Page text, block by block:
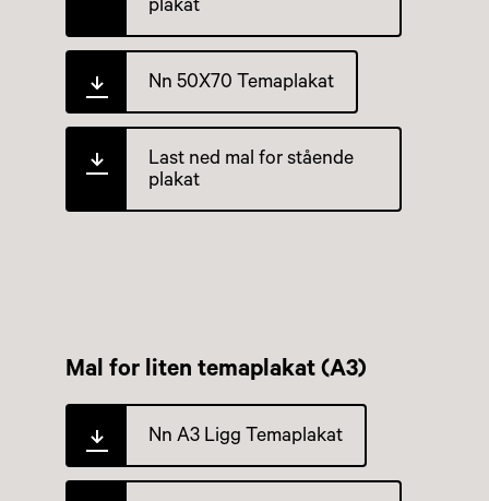
plakat
Nn 50X70 Temaplakat
Last ned mal for stående
plakat
Mal for liten temaplakat (A3)
Nn A3 Ligg Temaplakat